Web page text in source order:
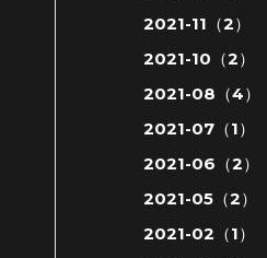
2021-11（2）
2021-10（2）
2021-08（4）
2021-07（1）
2021-06（2）
2021-05（2）
2021-02（1）